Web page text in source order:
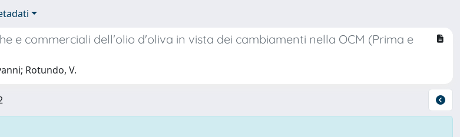
e commerciali dell'olio d'oliva in vista dei cambiamenti nella OCM (Prima e
Rotundo, V.